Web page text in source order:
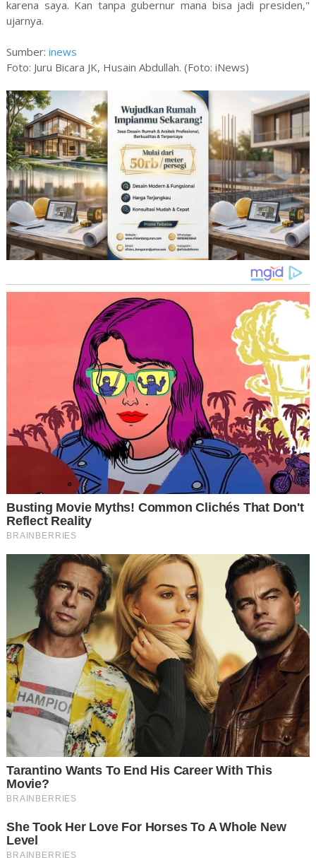
karena saya. Kan tanpa gubernur mana bisa jadi presiden,"
ujarnya.
Sumber: inews
Foto: Juru Bicara JK, Husain Abdullah. (Foto: iNews)